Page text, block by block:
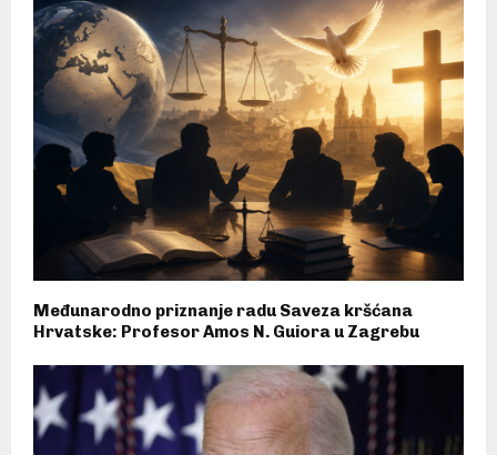
Međunarodno priznanje radu Saveza kršćana
Hrvatske: Profesor Amos N. Guiora u Zagrebu